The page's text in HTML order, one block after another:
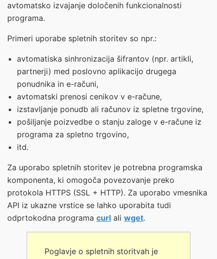
avtomatsko izvajanje določenih funkcionalnosti
programa.
Primeri uporabe spletnih storitev so npr.:
avtomatiska sinhronizacija šifrantov (npr. artikli,
partnerji) med poslovno aplikacijo drugega
ponudnika in e-računi,
avtomatski prenosi cenikov v e-račune,
izstavljanje ponudb ali računov iz spletne trgovine,
pošiljanje poizvedbe o stanju zaloge v e-račune iz
programa za spletno trgovino,
itd.
Za uporabo spletnih storitev je potrebna programska
komponenta, ki omogoča povezovanje preko
protokola HTTPS (SSL + HTTP). Za uporabo vmesnika
API iz ukazne vrstice se lahko uporabita tudi
odprtokodna programa curl ali wget.
Poglavje o spletnih storitvah je